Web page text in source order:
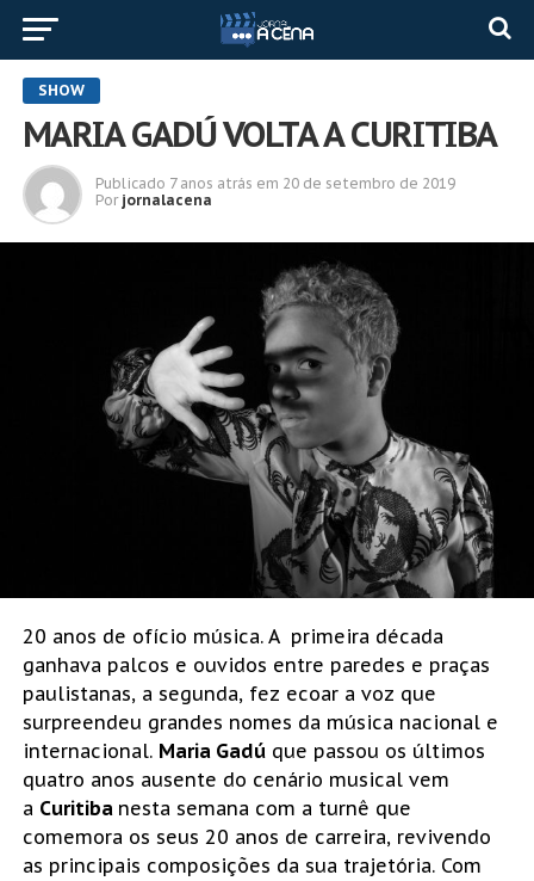
SHOW
MARIA GADÚ VOLTA A CURITIBA
Publicado 7 anos atrás em 20 de setembro de 2019
Por jornalacena
20 anos de ofício música. A primeira década
ganhava palcos e ouvidos entre paredes e praças
paulistanas, a segunda, fez ecoar a voz que
surpreendeu grandes nomes da música nacional e
internacional. Maria Gadúque passou os últimos
quatro anos ausente do cenário musical vem
a Curitiba nesta semana com a turnê que
comemora os seus 20 anos de carreira, revivendo
as principais composições da sua trajetória. Com